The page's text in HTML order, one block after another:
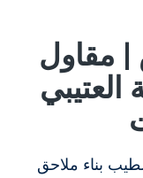
| مقاول
بناء ملاحق